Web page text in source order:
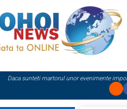
Daca sunteti martorul unor evenimente